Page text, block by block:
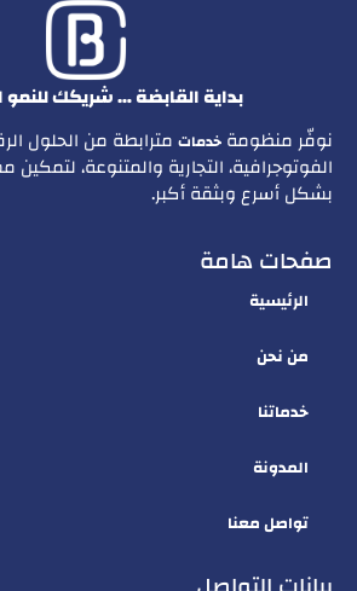
بداية القابضة … شريكك للنمو
نوفّر منظومة خدمات مترابطة من الحلول
الفوتوجرافية، التجارية والمتنوعة،
بشكل أسرع وبثقة أكبر.
صفحات هامة
الرئيسية
من نحن
خدماتنا
المدونة
تواصل معنا